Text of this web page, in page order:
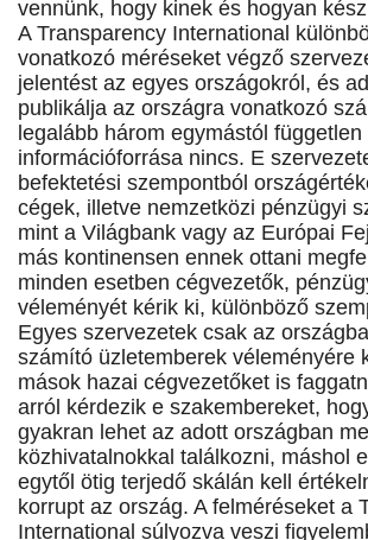
vennünk, hogy kinek és hogyan
A Transparency International
vonatkozó méréseket végző
jelentést az egyes országokról, és
publikálja az országra vonatkozó
legalább három egymástól független
információforrása nincs. E
befektetési szempontból
cégek, illetve nemzetközi pénzügyi
mint a Világbank vagy az Európai
más kontinensen ennek ottani
minden esetben cégvezetők,
véleményét kérik ki, különböző
Egyes szervezetek csak az
számító üzletemberek véleményére
mások hazai cégvezetőket is
arról kérdezik e szakembereket,
gyakran lehet az adott országban
közhivatalnokkal találkozni, máshol
egytől ötig terjedő skálán kell
korrupt az ország. A felméréseket a
International súlyozva veszi